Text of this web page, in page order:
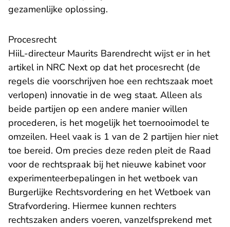
gezamenlijke oplossing.
Procesrecht
HiiL-directeur Maurits Barendrecht wijst er in het
artikel in NRC Next op dat het procesrecht (de
regels die voorschrijven hoe een rechtszaak moet
verlopen) innovatie in de weg staat. Alleen als
beide partijen op een andere manier willen
procederen, is het mogelijk het toernooimodel te
omzeilen. Heel vaak is 1 van de 2 partijen hier niet
toe bereid. Om precies deze reden pleit de Raad
voor de rechtspraak bij het nieuwe kabinet voor
experimenteerbepalingen in het wetboek van
Burgerlijke Rechtsvordering en het Wetboek van
Strafvordering. Hiermee kunnen rechters
rechtszaken anders voeren, vanzelfsprekend met